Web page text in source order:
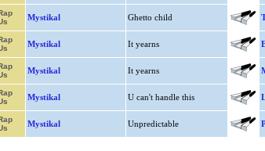
Mystikal Ghetto child
Mystikal It yearns
Mystikal It yearns
Mystikal U can't handle this
Mystikal Unpredictable